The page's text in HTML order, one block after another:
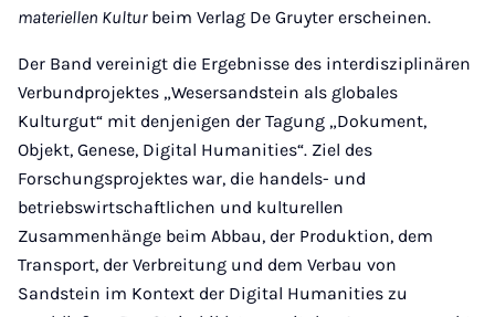
materiellen Kulturbeim Verlag De Gruyter erscheinen.
Der Band vereinigt die Ergebnisse des interdisziplinären
Verbundprojektes „Wesersandstein als globales
Kulturgut“ mit denjenigen der Tagung „Dokument,
Objekt, Genese, Digital Humanities“. Ziel des
Forschungsprojektes war, die handels- und
betriebswirtschaftlichen und kulturellen
Zusammenhänge beim Abbau, der Produktion, dem
Transport, der Verbreitung und dem Verbau von
Sandstein im Kontext der Digital Humanities zu